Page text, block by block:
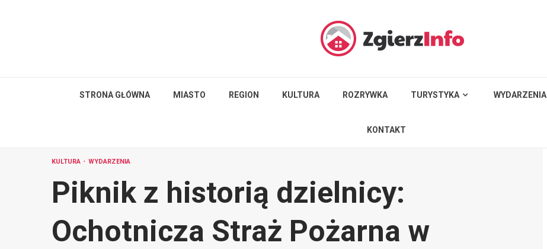
STRONA GŁÓWNA MIASTO REGION KULTURA ROZRYWKA TURYSTYKA WYDARZENIA
KONTAKT
KULTURA WYDARZENIA
Piknik z historią dzielnicy:
Ochotnicza Straż Pożarna w